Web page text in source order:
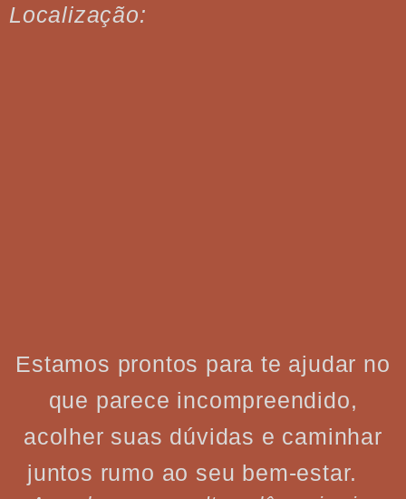
Localização:
Estamos prontos para te ajudar no
que parece incompreendido,
acolher suas dúvidas e caminhar
juntos rumo ao seu bem-estar.